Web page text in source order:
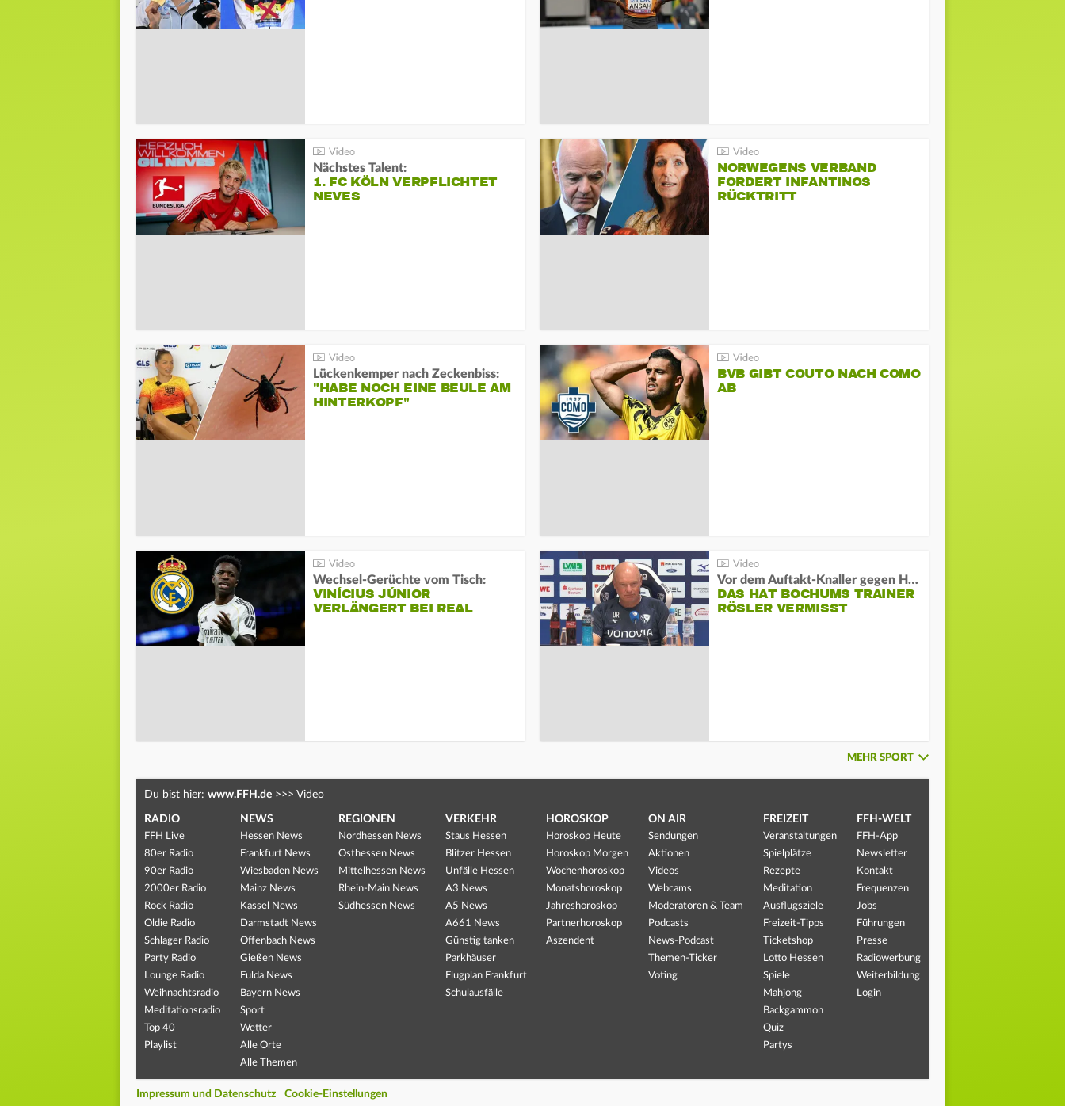
Nächstes Talent:
1. FC KÖLN VERPFLICHTET
NEVES
NORWEGENS VERBAND
FORDERT INFANTINOS
RÜCKTRITT
Lückenkemper nach Zeckenbiss:
"HABE NOCH EINE BEULE AM
HINTERKOPF"
BVB GIBT COUTO NACH COMO
AB
Wechsel-Gerüchte vom Tisch:
VINÍCIUS JÚNIOR
VERLÄNGERT BEI REAL
Vor dem Auftakt-Knaller gegen Hertha:
DAS HAT BOCHUMS TRAINER
RÖSLER VERMISST
MEHR SPORT
Du bist hier: www.FFH.de >>> Video
RADIO
FFH Live
80er Radio
90er Radio
2000er Radio
Rock Radio
Oldie Radio
Schlager Radio
Party Radio
Lounge Radio
Weihnachtsradio
Meditationsradio
Top 40
Playlist
NEWS
Hessen News
Frankfurt News
Wiesbaden News
Mainz News
Kassel News
Darmstadt News
Offenbach News
Gießen News
Fulda News
Bayern News
Sport
Wetter
Alle Orte
Alle Themen
REGIONEN
Nordhessen News
Osthessen News
Mittelhessen News
Rhein-Main News
Südhessen News
VERKEHR
Staus Hessen
Blitzer Hessen
Unfälle Hessen
A3 News
A5 News
A661 News
Günstig tanken
Parkhäuser
Flugplan Frankfurt
Schulausfälle
HOROSKOP
Horoskop Heute
Horoskop Morgen
Wochenhoroskop
Monatshoroskop
Jahreshoroskop
Partnerhoroskop
Aszendent
ON AIR
Sendungen
Aktionen
Videos
Webcams
Moderatoren & Team
Podcasts
News-Podcast
Themen-Ticker
Voting
FREIZEIT
Veranstaltungen
Spielplätze
Rezepte
Meditation
Ausflugsziele
Freizeit-Tipps
Ticketshop
Lotto Hessen
Spiele
Mahjong
Backgammon
Quiz
Partys
FFH-WELT
FFH-App
Newsletter
Kontakt
Frequenzen
Jobs
Führungen
Presse
Radiowerbung
Weiterbildung
Login
Impressum und Datenschutz Cookie-Einstellungen